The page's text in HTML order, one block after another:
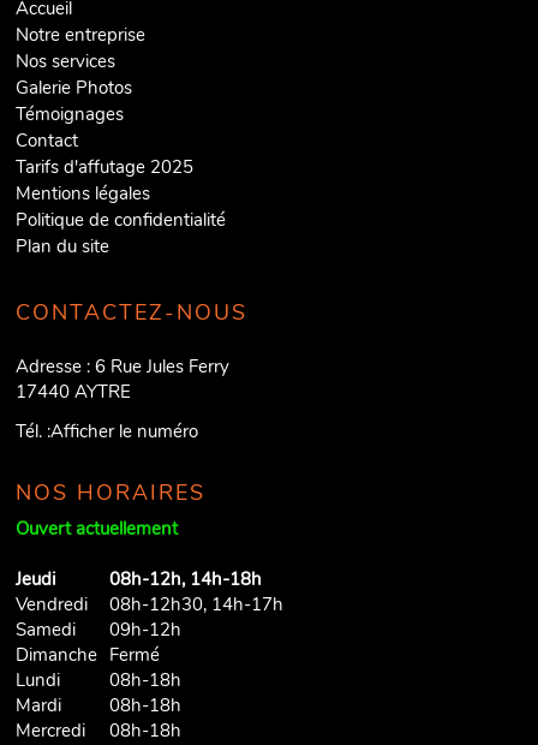
Accueil
Notre entreprise
Nos services
Galerie Photos
Témoignages
Contact
Tarifs d'affutage 2025
Mentions légales
Politique de confidentialité
Plan du site
CONTACTEZ-NOUS
Adresse :6 Rue Jules Ferry
17440 AYTRE
Tél. :Afficher le numéro
NOS HORAIRES
Ouvert actuellement
Jeudi
08h-12h, 14h-18h
Vendredi
08h-12h30, 14h-17h
Samedi
09h-12h
Dimanche Fermé
Lundi
08h-18h
Mardi
08h-18h
Mercredi
08h-18h